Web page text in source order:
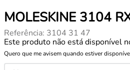
MOLESKINE 3104
Referência: 3104 31 47
Este produto não está disponível
Quero que me avisem quando estiver